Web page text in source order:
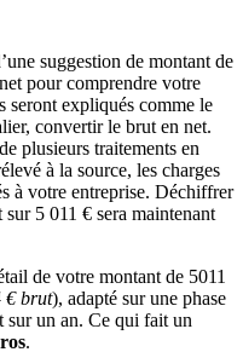
suggestion de montant de
pour comprendre votre
seront expliqués comme le
convertir le brut en net.
plusieurs traitements en
à la source, les charges
à votre entreprise. Déchiffrer
5 011 € sera maintenant
de votre montant de 5011
€ brut), adapté sur une phase
sur un an. Ce qui fait un
.